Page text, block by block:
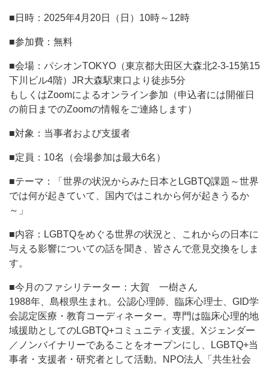
■日時：2025年4月20日（日）10時～12時
■参加費：無料
■会場：パシオンTOKYO（東京都大田区大森北2-3-15第15
下川ビル4階）JR大森駅東口より徒歩5分
もしくはZoomによるオンライン参加（申込者には開催日
の前日までのZoomの情報をご連絡します）
■対象：当事者および支援者
■定員：10名（会場参加は最大6名）
■テーマ：「世界の状況からみた日本とLGBTQ課題～世界
では何が起きていて、国内ではこれから何が起きうるか
～」
■内容：LGBTQをめぐる世界の状況と、これからの日本に
与える影響についての話を聞き、皆さんで意見交換をしま
す。
■今月のファシリテーター：大賀 一樹さん
1988年、島根県生まれ。公認心理師、臨床心理士、GID学
会認定医療・教育コーディネーター。専門は臨床心理的地
域援助としてのLGBTQ+コミュニティ支援。Xジェンダー
／ノンバイナリーであることをオープンにし、LGBTQ+当
事者・支援者・研究者として活動。NPO法人「共生社会